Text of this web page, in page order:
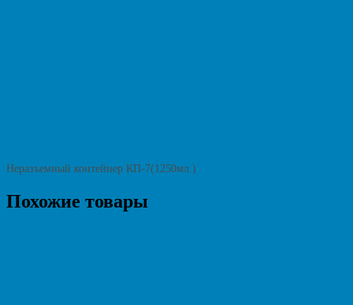
Неразъемный контейнер КП-7(1250мл.)
Похожие товары